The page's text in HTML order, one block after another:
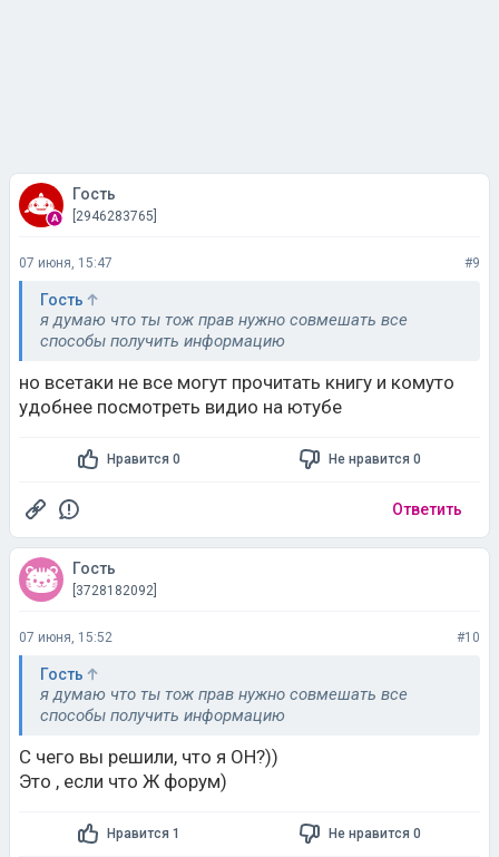
Гость
[2946283765]
07 июня, 15:47 #9
Гость
я думаю что ты тож прав нужно совмешать все
способы получить информацию
но всетаки не все могут прочитать книгу и комуто
удобнее посмотреть видио на ютубе
Нравится 0 Не нравится 0
Ответить
Гость
[3728182092]
07 июня, 15:52 #10
Гость
я думаю что ты тож прав нужно совмешать все
способы получить информацию
С чего вы решили, что я ОН?))
Это , если что Ж форум)
Нравится 1 Не нравится 0